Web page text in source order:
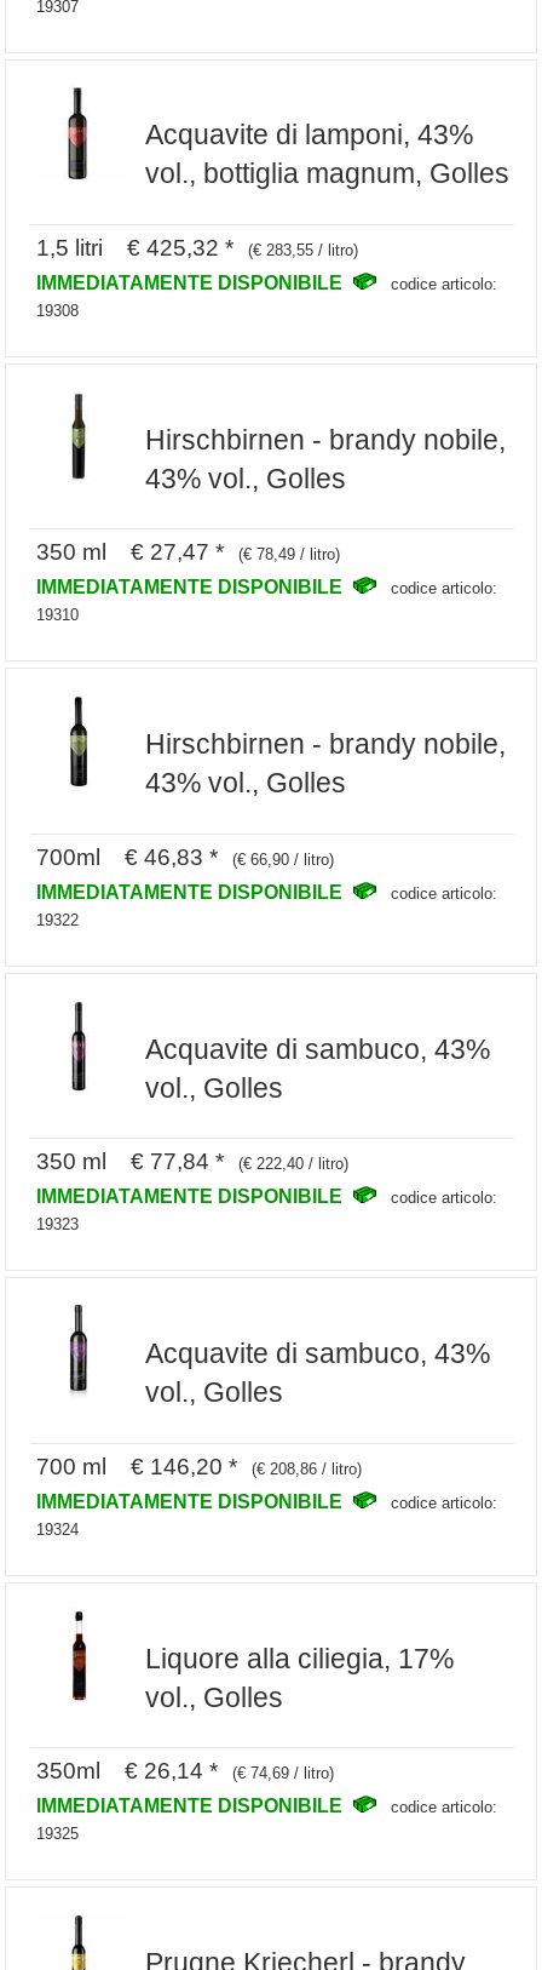
19307
Acquavite di lamponi, 43%
vol., bottiglia magnum, Golles
1,5 litri € 425,32 * (€ 283,55 / litro)
IMMEDIATAMENTE DISPONIBILE
codice articolo:
19308
Hirschbirnen - brandy nobile,
43% vol., Golles
350 ml € 27,47 * (€ 78,49 / litro)
IMMEDIATAMENTE DISPONIBILE
codice articolo:
19310
Hirschbirnen - brandy nobile,
43% vol., Golles
700ml € 46,83 * (€ 66,90 / litro)
IMMEDIATAMENTE DISPONIBILE
codice articolo:
19322
Acquavite di sambuco, 43%
vol., Golles
350 ml € 77,84 * (€ 222,40 / litro)
IMMEDIATAMENTE DISPONIBILE
codice articolo:
19323
Acquavite di sambuco, 43%
vol., Golles
700 ml € 146,20 * (€ 208,86 / litro)
IMMEDIATAMENTE DISPONIBILE
codice articolo:
19324
Liquore alla ciliegia, 17%
vol., Golles
350ml € 26,14 * (€ 74,69 / litro)
IMMEDIATAMENTE DISPONIBILE
codice articolo:
19325
Prugne Kriecherl - brandy